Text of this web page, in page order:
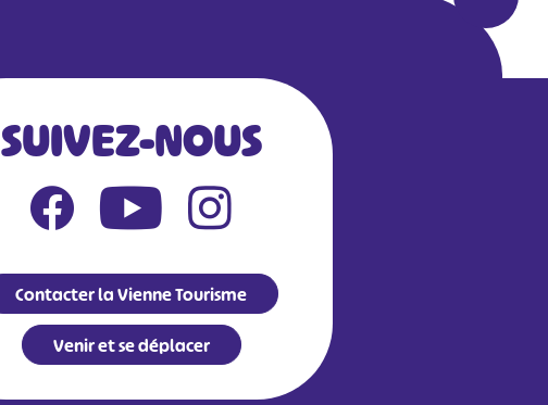
SUIVEZ-NOUS
Contacter la Vienne Tourisme
Venir et se déplacer